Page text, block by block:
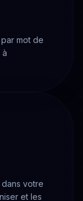
mot de
votre
et les